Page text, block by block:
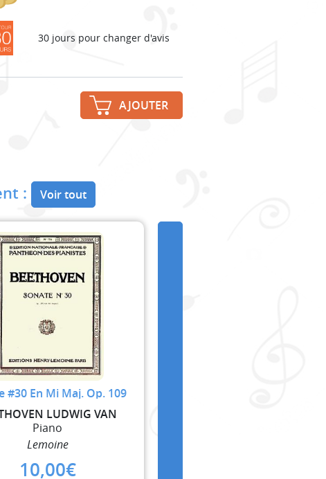
30 jours pour changer d'avis
AJOUTER
: Voir tout
#30 En Mi Maj. Op. 109
LUDWIG VAN
Piano
Lemoine
10,00€